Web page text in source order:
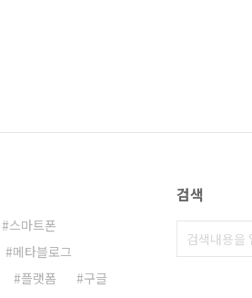
스마트폰
메타블로그
플랫폼
구글
검색